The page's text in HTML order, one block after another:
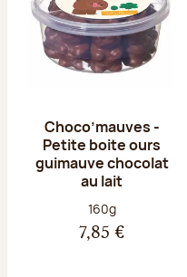
Choco’mauves -
Petite boite ours
guimauve chocolat
au lait
Poids net :
160g
7,85 €